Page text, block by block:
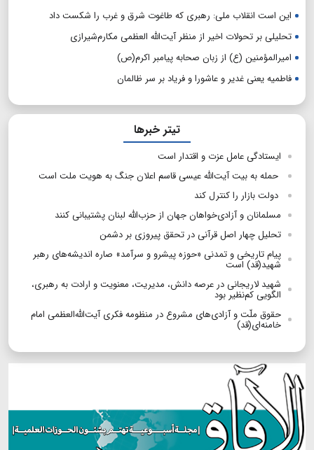
این است انقلاب ملی: رهبری که طاغوت شرق و غرب را شکست داد
تحلیلی بر تحولات اخیر از منظر آیت‌الله العظمی مکارم‌شیرازی
امیرالمؤمنین (ع) از زبان صحابه پیامبر اکرم(ص)
فاطمیه یعنی غدیر و عاشورا و فریاد بر سر ظالمان
تیتر خبرها
ایستادگی عامل عزت و اقتدار است
حمله به بیت آیت‌الله عیسی قاسم اعلان جنگ به هویت ملت است
دولت بازار را کنترل کند
مسلمانان و آزادی‌خواهان جهان از حزب‌الله لبنان پشتیبانی کنند
تحلیل چهار اصل قرآنی در تحقق پیروزی بر دشمن
پیام تاریخی و تمدنی «حوزه پیشرو و سرآمد» صاره اندیشه‌های رهبر
شهید(قد) است
شهید لاریجانی در عرصه دانش، مدیریت، معنویت و ارادت به رهبری،
الگویی کم‌نظیر بود
حقوق ملّت و آزادی‌های مشروع در منظومه فکری آیت‌الله‌العظمی امام
خامنه‌ای(قد)